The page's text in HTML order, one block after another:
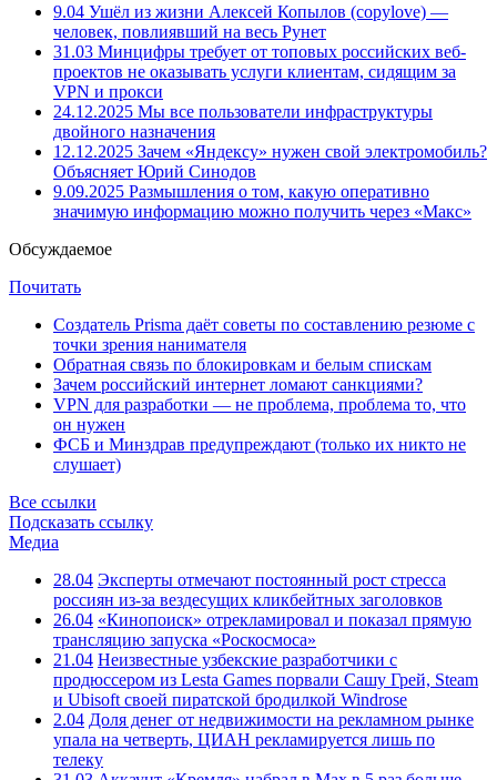
9.04 Ушёл из жизни Алексей Копылов (copylove) —
человек, повлиявший на весь Рунет
31.03 Минцифры требует от топовых российских веб-
проектов не оказывать услуги клиентам, сидящим за
VPN и прокси
24.12.2025 Мы все пользователи инфраструктуры
двойного назначения
12.12.2025 Зачем «Яндексу» нужен свой электромобиль?
Объясняет Юрий Синодов
9.09.2025 Размышления о том, какую оперативно
значимую информацию можно получить через «Макс»
Обсуждаемое
Почитать
Создатель Prisma даёт советы по составлению резюме с
точки зрения нанимателя
Обратная связь по блокировкам и белым спискам
Зачем российский интернет ломают санкциями?
VPN для разработки — не проблема, проблема то, что
он нужен
ФСБ и Минздрав предупреждают (только их никто не
слушает)
Все ссылки
Подсказать ссылку
Медиа
28.04 Эксперты отмечают постоянный рост стресса
россиян из-за вездесущих кликбейтных заголовков
26.04 «Кинопоиск» отрекламировал и показал прямую
трансляцию запуска «Роскосмоса»
21.04 Неизвестные узбекские разработчики с
продюссером из Lesta Games порвали Сашу Грей, Steam
и Ubisoft своей пиратской бродилкой Windrose
2.04 Доля денег от недвижимости на рекламном рынке
упала на четверть, ЦИАН рекламируется лишь по
телеку